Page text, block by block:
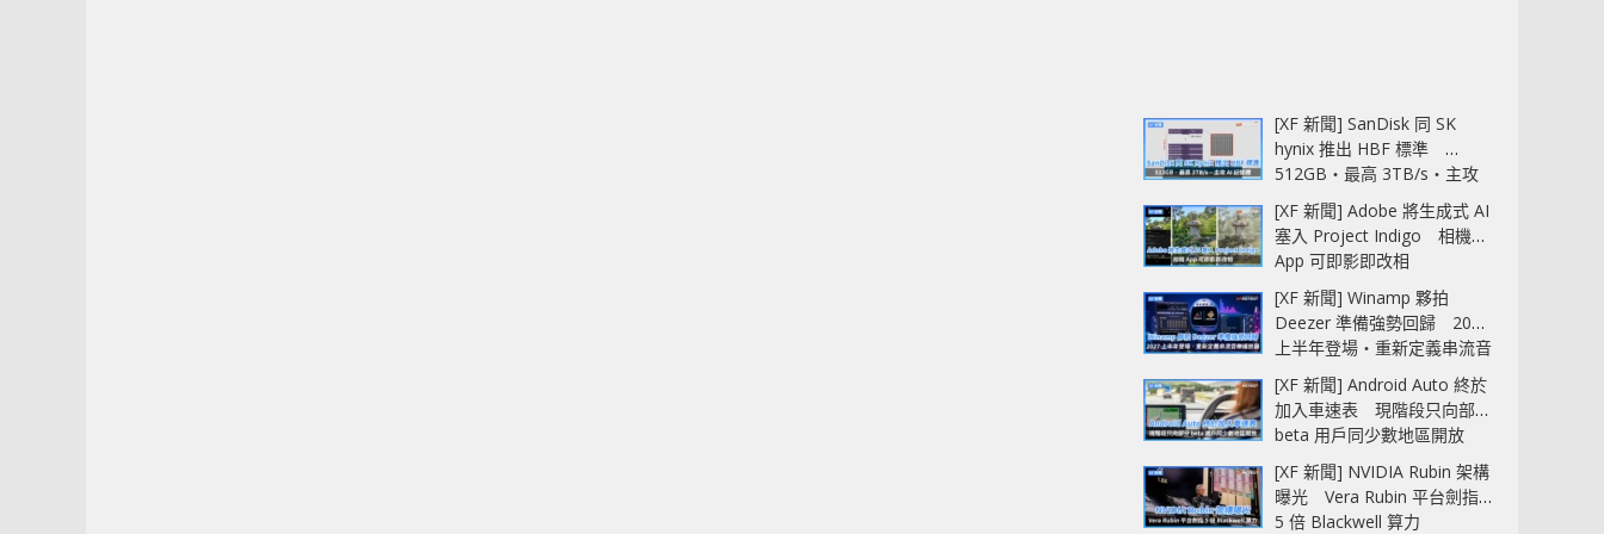
[XF 新聞] SanDisk 同 SK
hynix 推出 HBF 標準
512GB‧最高 3TB/s‧主攻
AI 記憶體
[XF 新聞] Adobe 將生成式 AI
塞入 Project Indigo 相機
App 可即影即改相
[XF 新聞] Winamp 夥拍
Deezer 準備強勢回歸 2027
上半年登場‧重新定義串流音
樂播放器
[XF 新聞] Android Auto 終於
加入車速表 現階段只向部分
beta 用戶同少數地區開放
[XF 新聞] NVIDIA Rubin 架構
曝光 Vera Rubin 平台劍指
5 倍 Blackwell 算力